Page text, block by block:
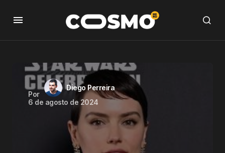
Por
Diego Perreira
6 de agosto de 2024